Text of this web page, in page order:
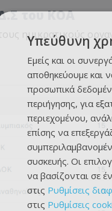
του ΚΟΑ
ημικρατικούς
Υπεύθυνη
Εμείς και οι
αποθηκεύουμε και
προσωπικά
περιήγησης, για
περιεχομένου,
επίσης να
συσκευής. Οι
να βασίζονται σε
στις Ρυθμίσεις
στις Ρυθμίσεις